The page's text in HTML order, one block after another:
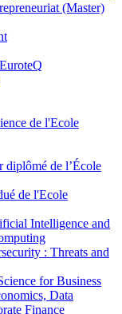
(Master)
de l'Ecole
diplômé de l’École
de l'Ecole
Intelligence and
: Threats and
for Business
Data
Finance